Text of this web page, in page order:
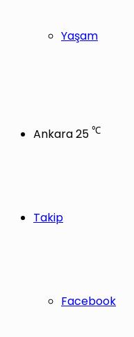
Yaşam
Ankara25 ℃
Takip
Facebook